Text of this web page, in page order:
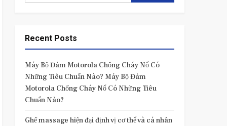
Recent Posts
Máy Bộ Đàm Motorola Chống Cháy Nổ Có
Những Tiêu Chuẩn Nào? Máy Bộ Đàm
Motorola Chống Cháy Nổ Có Những Tiêu
Chuẩn Nào?
Ghế massage hiện đại định vị cơ thể và cá nhân